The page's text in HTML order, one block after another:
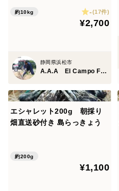
約10kg -(17件)
¥2,700
静岡県浜松市
A.A.A El Campo Farm
エシャレット200g 朝採り
畑直送砂付き 島らっきょう
約200g
¥1,100